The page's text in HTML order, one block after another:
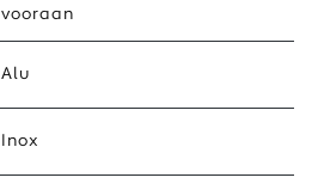
vooraan
Alu
Inox